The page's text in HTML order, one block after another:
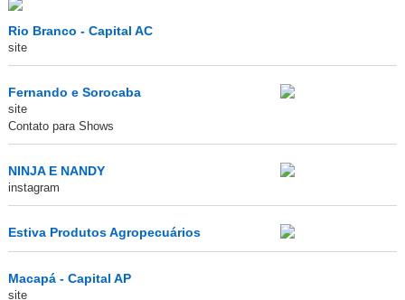
Rio Branco - Capital AC
site
Fernando e Sorocaba
site
Contato para Shows
NINJA E NANDY
instagram
Estiva Produtos Agropecuários
Macapá - Capital AP
site